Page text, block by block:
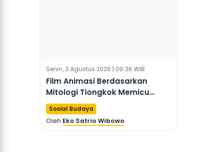
Senin, 3 Agustus 2026 | 09:36 WIB
Film Animasi Berdasarkan
Mitologi Tiongkok Memicu
Lonjakan Pariwisata di Shanxi
Sosial Budaya
Oleh Eko Satrio Wibowo